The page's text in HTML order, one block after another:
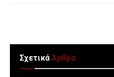
ΣχετικάΆρθρα